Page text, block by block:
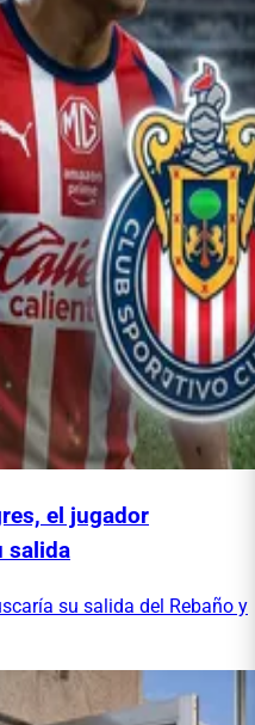
el jugador
salida
su salida del Rebaño y